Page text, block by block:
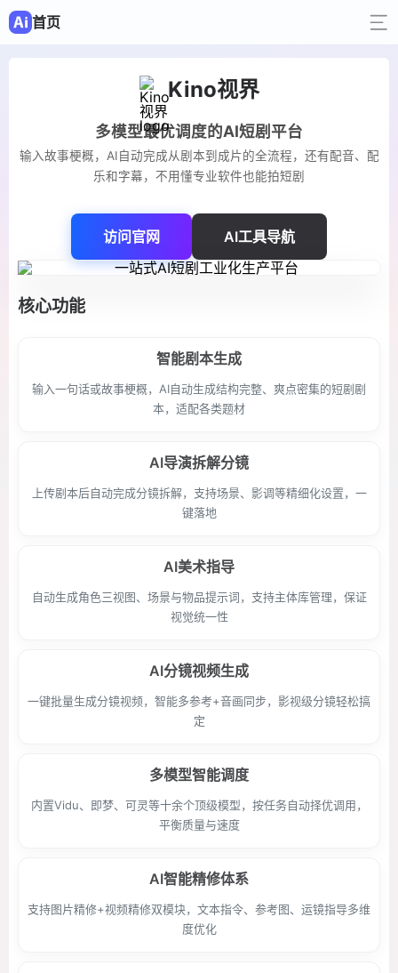
首页
Kino视界
多模型最优调度的AI短剧平台
输入故事梗概，AI自动完成从剧本到成片的全流程，还有配音、配
乐和字幕，不用懂专业软件也能拍短剧
访问官网 AI工具导航
核心功能
智能剧本生成
输入一句话或故事梗概，AI自动生成结构完整、爽点密集的短剧剧
本，适配各类题材
AI导演拆解分镜
上传剧本后自动完成分镜拆解，支持场景、影调等精细化设置，一
键落地
AI美术指导
自动生成角色三视图、场景与物品提示词，支持主体库管理，保证
视觉统一性
AI分镜视频生成
一键批量生成分镜视频，智能多参考+音画同步，影视级分镜轻松搞
定
多模型智能调度
内置Vidu、即梦、可灵等十余个顶级模型，按任务自动择优调用，
平衡质量与速度
AI智能精修体系
支持图片精修+视频精修双模块，文本指令、参考图、运镜指导多维
度优化